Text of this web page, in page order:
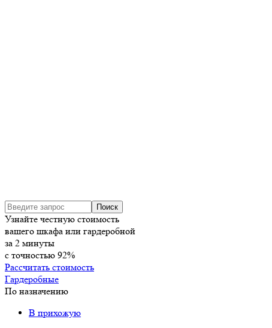
Узнайте честную стоимость
вашего шкафа или гардеробной
за 2 минуты
с точностью 92%
Рассчитать стоимость
Гардеробные
По назначению
В прихожую